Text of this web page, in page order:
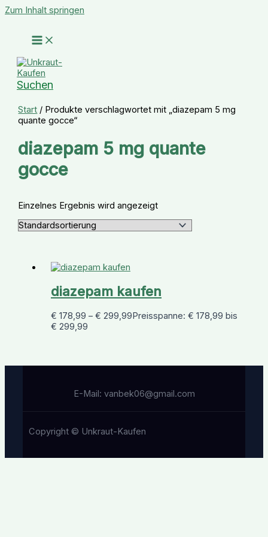
Zum Inhalt springen
Suchen
Start / Produkte verschlagwortet mit „diazepam 5 mg
quante gocce“
diazepam 5 mg quante
gocce
Einzelnes Ergebnis wird angezeigt
diazepam kaufen
€ 178,99 –€ 299,99Preisspanne: € 178,99 bis
€ 299,99
E-Mail: vanbek06@gmail.com
Copyright © Unkraut-Kaufen